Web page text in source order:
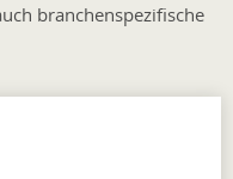
branchenspezifische